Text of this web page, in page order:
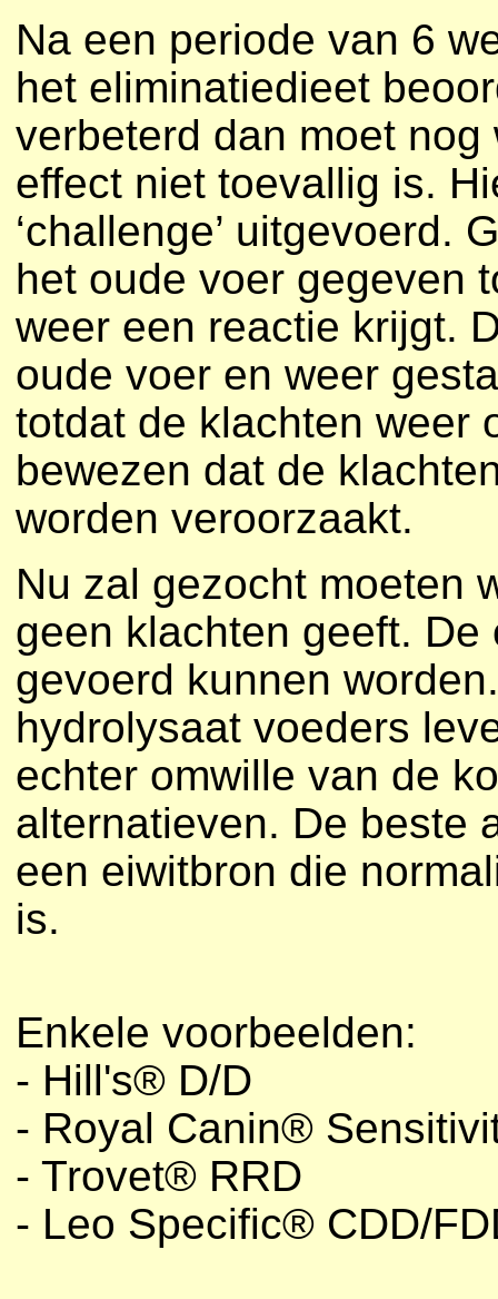
Na een periode van 6
het eliminatiedieet
verbeterd dan moet
effect niet toevallig is.
‘challenge’ uitgevoerd.
het oude voer gegeven
weer een reactie krijgt.
oude voer en weer
totdat de klachten weer
bewezen dat de
worden veroorzaakt.
Nu zal gezocht moeten
geen klachten geeft.
gevoerd kunnen
hydrolysaat voeders
echter omwille van de
alternatieven. De beste
een eiwitbron die
is.
Enkele voorbeelden:
- Hill's® D/D
- Royal Canin®
- Trovet® RRD
- Leo Specific® CDD/